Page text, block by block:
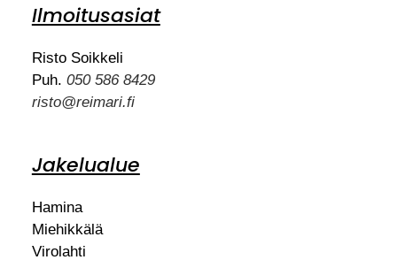
Ilmoitusasiat
Risto Soikkeli
Puh. 050 586 8429
risto@reimari.fi
Jakelualue
Hamina
Miehikkälä
Virolahti